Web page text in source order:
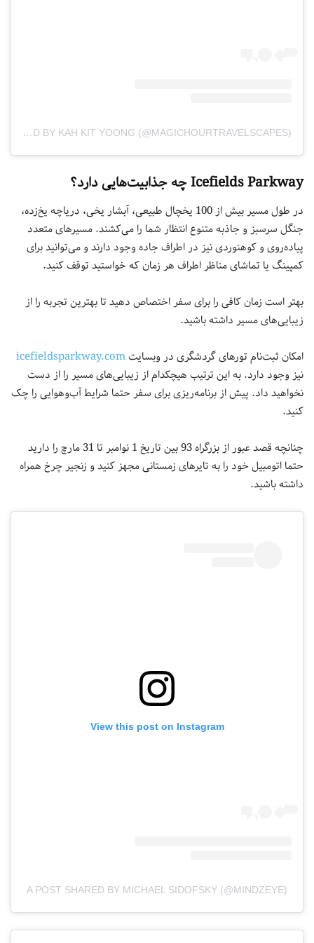
A POST SHARED BY KAH KIT YOONG (@MAGICHOURTRAVELSCAPES)
Icefields Parkway چه جذابیت‌هایی دارد؟
در طول مسیر بیش از 100 یخچال طبیعی، آبشار یخی، دریاچه‌ یخ‌زده،
جنگل‌ سرسبز و جاذبه‌ متنوع انتظار شما را می‌کشند. مسیرهای متعدد
پیاده‌روی و کوهنوردی نیز در اطراف جاده وجود دارند و می‌توانید برای
کمپینگ یا تماشای مناظر اطراف هر زمان که خواستید توقف کنید.
بهتر است زمان کافی را برای سفر اختصاص دهید تا بهترین تجربه را از
زیبایی‌های مسیر داشته باشید.
امکان ثبت‌نام تورهای گردشگری در وبسایتicefieldsparkway.com
نیز وجود دارد. به این ترتیب هیچکدام از زیبایی‌های مسیر را از دست
نخواهید داد. پیش از برنامه‌ریزی برای سفر حتما شرایط آب‌وهوایی را چک
کنید.
چنانچه قصد عبور از بزرگراه 93 بین تاریخ 1 نوامبر تا 31 مارچ را دارید
حتما اتومبیل خود را به تایرهای زمستانی مجهز کنید و زنجیر چرخ همراه
داشته باشید.
View this post on Instagram
A POST SHARED BY MICHAEL SIDOFSKY (@MINDZEYE)